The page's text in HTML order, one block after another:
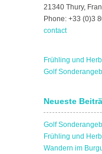
21340 Thury,
Phone: +33 (0)3
contact
Frühling und
Golf
Neueste
Golf
Frühling und
Wandern im